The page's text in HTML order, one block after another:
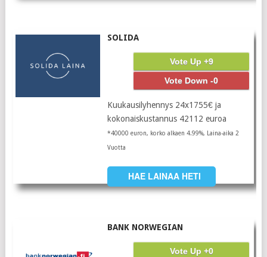
SOLIDA
Vote Up +9
Vote Down -0
Kuukausilyhennys 24x1755€ ja
kokonaiskustannus 42112 euroa
*40000 euron, korko alkaen 4.99%, Laina-aika 2
Vuotta
HAE LAINAA HETI
BANK NORWEGIAN
Vote Up +0